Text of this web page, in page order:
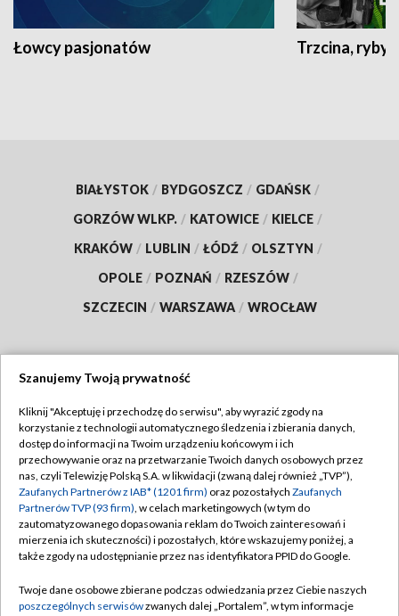
Łowcy pasjonatów Trzcina, ryby
BIAŁYSTOK / BYDGOSZCZ / GDAŃSK /
GORZÓW WLKP. / KATOWICE / KIELCE /
KRAKÓW / LUBLIN / ŁÓDŹ / OLSZTYN /
OPOLE / POZNAŃ / RZESZÓW /
SZCZECIN / WARSZAWA / WROCŁAW
TVP
Abonament TVP
Emisja w TVP
Centrum informacji TVP
Naziemna Telewizja Cyfrowa
Rada Programowa
Regulamin TVP
Polityka prywatności
Moje zgody
Pomoc
Kontakt
Szanujemy Twoją prywatność
Kliknij "Akceptuję i przechodzę do serwisu", aby wyrazić zgody na
korzystanie z technologii automatycznego śledzenia i zbierania danych,
dostęp do informacji na Twoim urządzeniu końcowym i ich
przechowywanie oraz na przetwarzanie Twoich danych osobowych przez
nas, czyli Telewizję Polską S.A. w likwidacji (zwaną dalej również „TVP”),
Zaufanych Partnerów z IAB* (1201 firm) oraz pozostałych Zaufanych
Partnerów TVP (93 firm), w celach marketingowych (w tym do
zautomatyzowanego dopasowania reklam do Twoich zainteresowań i
mierzenia ich skuteczności) i pozostałych, które wskazujemy poniżej, a
także zgody na udostępnianie przez nas identyfikatora PPID do Google.
Twoje dane osobowe zbierane podczas odwiedzania przez Ciebie naszych
poszczególnych serwisówzwanych dalej „Portalem”, w tym informacje